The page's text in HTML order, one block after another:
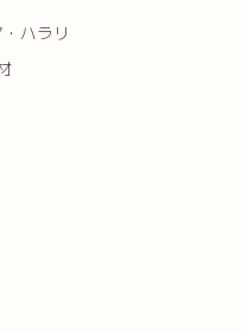
ハラリ